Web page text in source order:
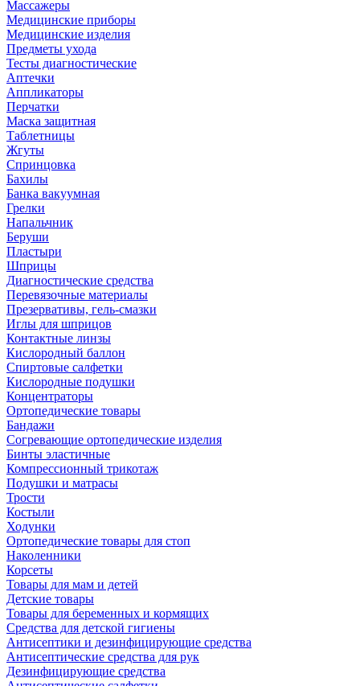
Массажеры
Медицинские приборы
Медицинские изделия
Предметы ухода
Тесты диагностические
Аптечки
Аппликаторы
Перчатки
Маска защитная
Таблетницы
Жгуты
Спринцовка
Бахилы
Банка вакуумная
Грелки
Напальчник
Беруши
Пластыри
Шприцы
Диагностические средства
Перевязочные материалы
Презервативы, гель-смазки
Иглы для шприцов
Контактные линзы
Кислородный баллон
Спиртовые салфетки
Кислородные подушки
Концентраторы
Ортопедические товары
Бандажи
Согревающие ортопедические изделия
Бинты эластичные
Компрессионный трикотаж
Подушки и матрасы
Трости
Костыли
Ходунки
Ортопедические товары для стоп
Наколенники
Корсеты
Товары для мам и детей
Детские товары
Товары для беременных и кормящих
Средства для детской гигиены
Антисептики и дезинфицирующие средства
Антисептические средства для рук
Дезинфицирующие средства